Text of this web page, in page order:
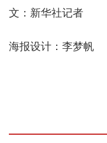
文：新华社记者
海报设计：李梦帆